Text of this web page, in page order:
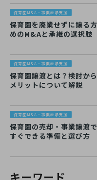
保育園M&A・事業継承支援
保育園を廃業せずに譲る
めのM&Aと承継の選択肢
保育園M&A・事業継承支援
保育園譲渡とは？検討か
メリットについて解説
保育園M&A・事業継承支援
保育園の売却・事業譲渡
すぐできる準備と選び方
キーワード